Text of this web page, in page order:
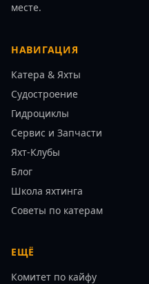
месте.
НАВИГАЦИЯ
Катера & Яхты
Судостроение
Гидроциклы
Сервис и Запчасти
Яхт-Клубы
Блог
Школа яхтинга
Советы по катерам
ЕЩЁ
Комитет по кайфу